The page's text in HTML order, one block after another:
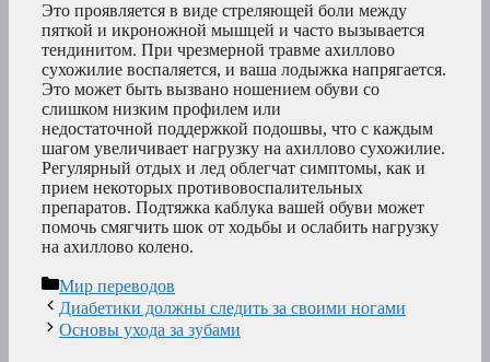
Это проявляется в виде стреляющей боли между
пяткой и икроножной мышцей и часто вызывается
тендинитом. При чрезмерной травме ахиллово
сухожилие воспаляется, и ваша лодыжка напрягается.
Это может быть вызвано ношением обуви со
слишком низким профилем или
недостаточной поддержкой подошвы, что с каждым
шагом увеличивает нагрузку на ахиллово сухожилие.
Регулярный отдых и лед облегчат симптомы, как и
прием некоторых противовоспалительных
препаратов. Подтяжка каблука вашей обуви может
помочь смягчить шок от ходьбы и ослабить нагрузку
на ахиллово колено.
Рубрики
Мир переводов
Диабетики должны следить за своими ногами
Основы ухода за зубами